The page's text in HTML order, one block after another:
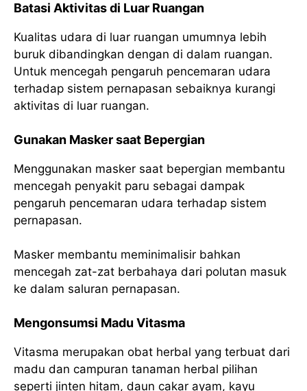
Batasi Aktivitas di Luar Ruangan
Kualitas udara di luar ruangan umumnya lebih
buruk dibandingkan dengan di dalam ruangan.
Untuk mencegah pengaruh pencemaran udara
terhadap sistem pernapasan sebaiknya kurangi
aktivitas di luar ruangan.
Gunakan Masker saat Bepergian
Menggunakan masker saat bepergian membantu
mencegah penyakit paru sebagai dampak
pengaruh pencemaran udara terhadap sistem
pernapasan.
Masker membantu meminimalisir bahkan
mencegah zat-zat berbahaya dari polutan masuk
ke dalam saluran pernapasan.
Mengonsumsi Madu Vitasma
Vitasma merupakan obat herbal yang terbuat dari
madu dan campuran tanaman herbal pilihan
seperti jinten hitam, daun cakar ayam, kayu